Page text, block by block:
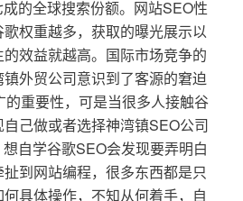
的全球搜索份额。网站SEO性
权重越多，获取的曝光展示以
效益就越高。国际市场竞争的
外贸公司意识到了客源的窘迫
的重要性，可是当很多人接触谷
己做或者选择神湾镇SEO公司
自学谷歌SEO会发现要弄明白
到网站编程，很多东西都是只
具体操作，不知从何着手，自